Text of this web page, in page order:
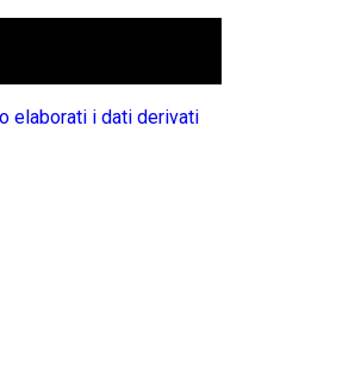
elaborati i dati derivati